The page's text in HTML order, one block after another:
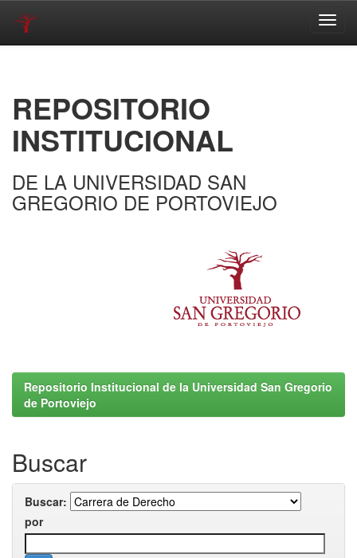
REPOSITORIO
INSTITUCIONAL
DE LA UNIVERSIDAD SAN
GREGORIO DE PORTOVIEJO
Repositorio Institucional de la Universidad San Gregorio
de Portoviejo
Buscar
Buscar:
por